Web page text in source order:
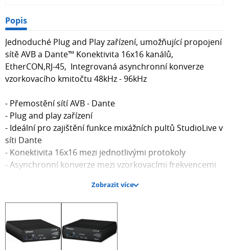
Popis
Jednoduché Plug and Play zařízení, umožňující propojení
sítě AVB a Dante™ Konektivita 16x16 kanálů,
EtherCON,RJ-45, Integrovaná asynchronní konverze
vzorkovacího kmitočtu 48kHz - 96kHz
- Přemostění sítí AVB - Dante
- Plug and play zařízení
- Ideální pro zajištění funkce mixážních pultů StudioLive v
síti Dante
- Konektivita 16x16 mezi jednotlivými protokoly
- Asynchronní konverze mezi vzorkovacími frekvencemi
- Primární a sekundární porty Dante pro redundantní síť
PreSonus AVB-D16 je první plug-and-play koncový bod,
Zobrazit více